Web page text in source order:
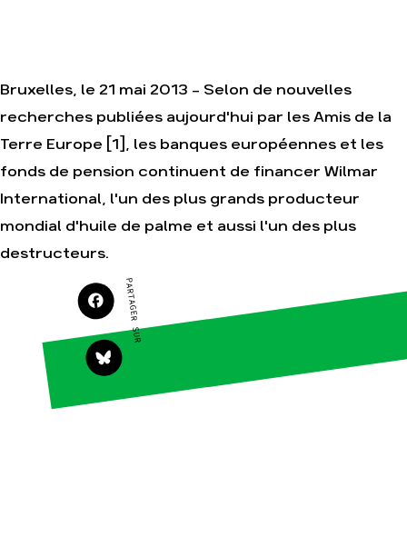
terrain
Agir au quotidien
Soutenir les
campagnes
Transmettre tout
patrimoine
Télécharger
gratuitement les
guides éco-
citoyens
thématiques
Climat – Énergie
Surproduction
Agriculture
Finance
Bruxelles, le 21 mai 2013 - Selon de nouvelles
recherches publiées aujourd'hui par les Amis de la
Terre Europe [1], les banques européennes et les
fonds de pension continuent de financer Wilmar
International, l'un des plus grands producteur
mondial d'huile de palme et aussi l'un des plus
destructeurs.
PARTAGER SUR